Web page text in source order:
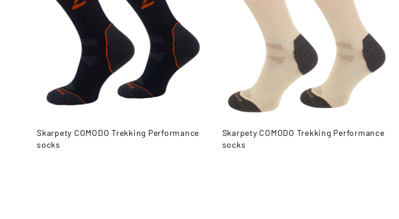
Skarpety COMODO Trekking Performance
socks
Skarpety COMODO Trekking Performance
socks